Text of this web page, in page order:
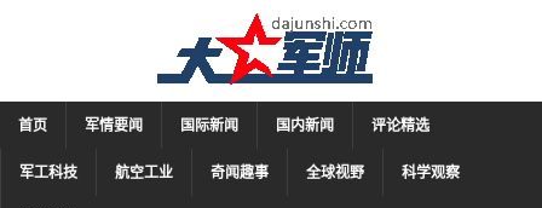
首页 军情要闻 国际新闻 国内新闻 评论精选
军工科技 航空工业 奇闻趣事 全球视野 科学观察